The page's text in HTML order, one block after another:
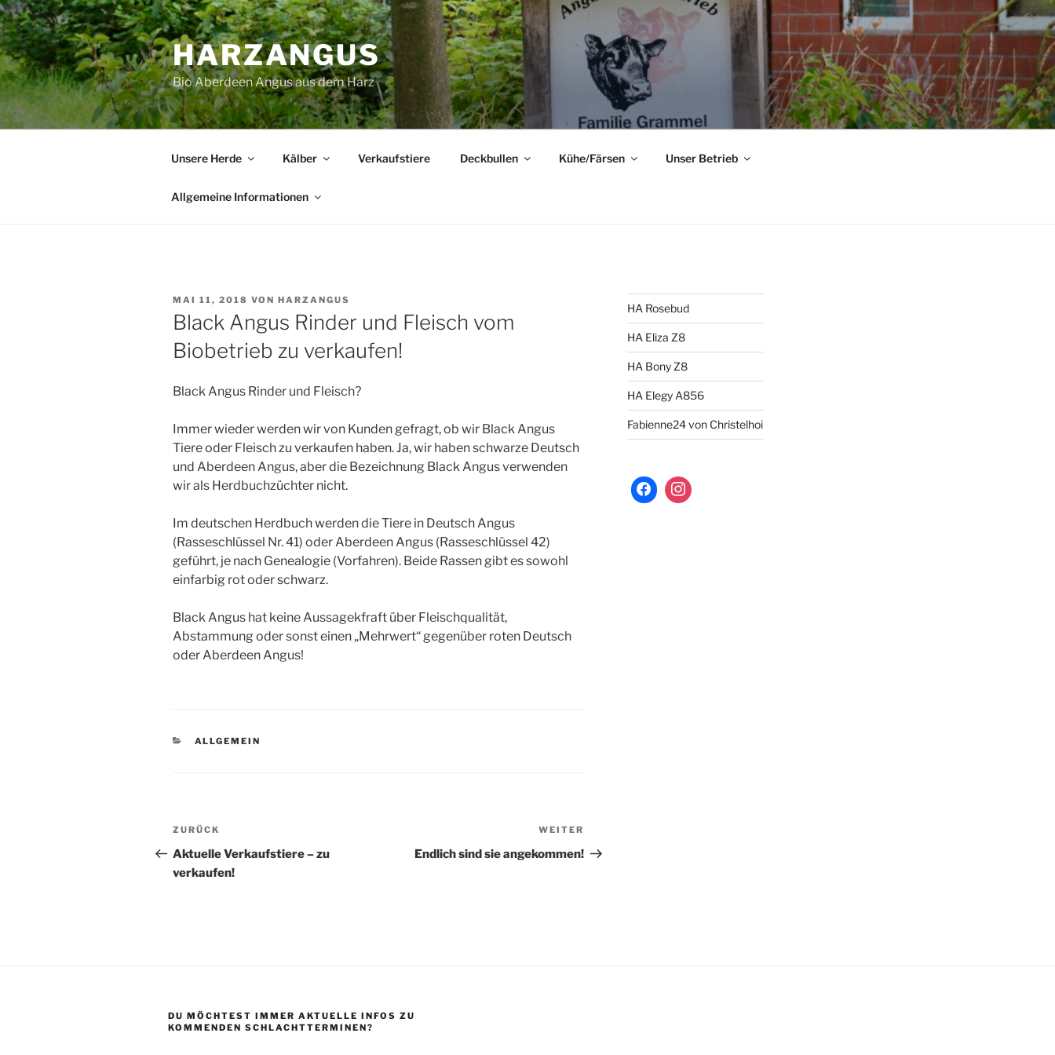
Zum
Inhalt
springen
HARZANGUS
Bio Aberdeen Angus aus dem Harz
Unsere Herde Kälber Verkaufstiere Deckbullen Kühe/Färsen Unser Betrieb
Allgemeine Informationen
VERÖFFENTLICHT
AM
MAI 11, 2018 VON HARZANGUS
Black Angus Rinder und Fleisch vom
Biobetrieb zu verkaufen!
Black Angus Rinder und Fleisch?
Immer wieder werden wir von Kunden gefragt, ob wir Black Angus
Tiere oder Fleisch zu verkaufen haben. Ja, wir haben schwarze Deutsch
und Aberdeen Angus, aber die Bezeichnung Black Angus verwenden
wir als Herdbuchzüchter nicht.
Im deutschen Herdbuch werden die Tiere in Deutsch Angus
(Rasseschlüssel Nr. 41) oder Aberdeen Angus (Rasseschlüssel 42)
geführt, je nach Genealogie (Vorfahren). Beide Rassen gibt es sowohl
einfarbig rot oder schwarz.
Black Angus hat keine Aussagekfraft über Fleischqualität,
Abstammung oder sonst einen „Mehrwert“ gegenüber roten Deutsch
oder Aberdeen Angus!
KATEGORIEN
ALLGEMEIN
Beitragsnavigation
Vorheriger
Beitrag
ZURÜCK
Aktuelle Verkaufstiere – zu
verkaufen!
Beitrag
WEITER
Endlich sind sie angekommen!
HA Rosebud
HA Eliza Z8
HA Bony Z8
HA Elegy A856
Fabienne24 von Christelhoi
DU MÖCHTEST IMMER AKTUELLE INFOS ZU
KOMMENDEN SCHLACHTTERMINEN?